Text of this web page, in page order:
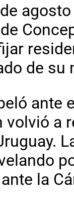
de su
ante
volvió a
la